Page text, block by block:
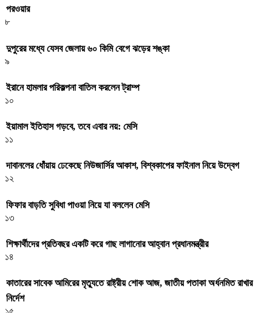
পরওয়ার
৮
দুপুরের মধ্যে যেসব জেলায় ৬০ কিমি বেগে ঝড়ের শঙ্কা
৯
ইরানে হামলার পরিকল্পনা বাতিল করলেন ট্রাম্প
১০
ইয়ামাল ইতিহাস গড়বে, তবে এবার নয়: মেসি
১১
দাবানলের ধোঁয়ায় ঢেকেছে নিউজার্সির আকাশ, বিশ্বকাপের ফাইনাল নিয়ে উদ্বেগ
১২
ফিফার বাড়তি সুবিধা পাওয়া নিয়ে যা বললেন মেসি
১৩
শিক্ষার্থীদের প্রতিবছর একটি করে গাছ লাগানোর আহ্বান প্রধানমন্ত্রীর
১৪
কাতারের সাবেক আমিরের মৃত্যুতে রাষ্ট্রীয় শোক আজ, জাতীয় পতাকা অর্ধনমিত রাখার
নির্দেশ